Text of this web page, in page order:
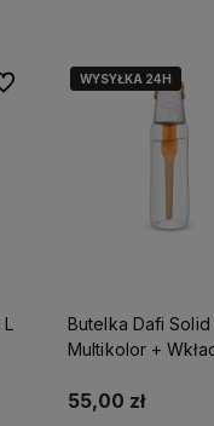
ulubionychWYSYŁKA 24H
WYSYŁKA 24H
Butelka Dafi Solid
Multikolor +
55,00 zł